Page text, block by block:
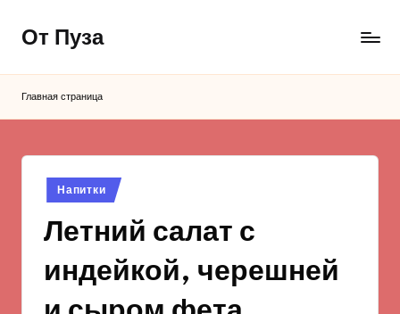
Перейти
содержимому
От Пуза
вкусные
Главная страница
Опубликовано
в
Напитки
Летний салат с
индейкой, черешней